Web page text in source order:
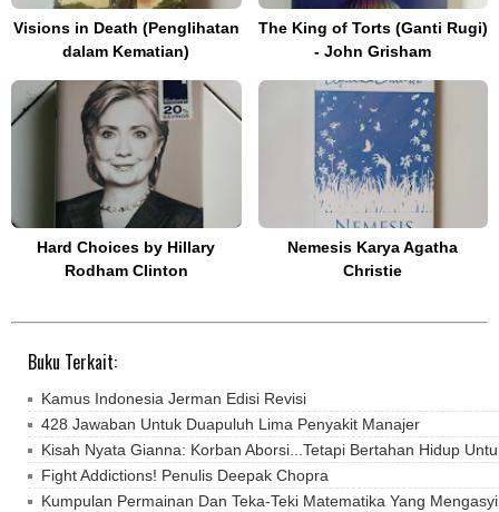
Visions in Death (Penglihatan
dalam Kematian)
The King of Torts (Ganti Rugi)
- John Grisham
Hard Choices by Hillary
Rodham Clinton
Nemesis Karya Agatha
Christie
Buku Terkait:
Kamus Indonesia Jerman Edisi Revisi
428 Jawaban Untuk Duapuluh Lima Penyakit Manajer
Kisah Nyata Gianna: Korban Aborsi...Tetapi Bertahan Hidup
Fight Addictions! Penulis Deepak Chopra
Kumpulan Permainan Dan Teka-Teki Matematika Yang